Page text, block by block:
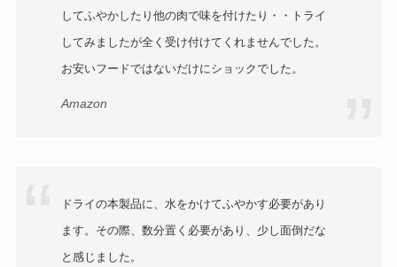
してふやかしたり他の肉で味を付けたり・・トライ
してみましたが全く受け付けてくれませんでした。
お安いフードではないだけにショックでした。
Amazon
ドライの本製品に、水をかけてふやかす必要があり
ます。その際、数分置く必要があり、少し面倒だな
と感じました。